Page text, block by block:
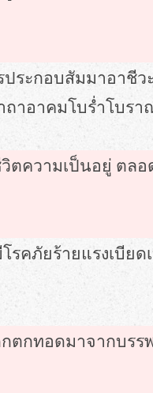
ระกอบสัมมาอาชี
าอาคมโบร่ำโบร
ตความเป็นอยู่ ตล
ภัยร้ายแรงเบีย
กทอดมาจากบร